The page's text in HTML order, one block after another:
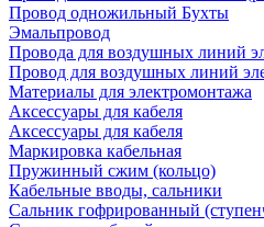
Провод одножильный Бухты
Эмальпровод
Провода для воздушных линий
Провод для воздушных линий
Материалы для электромонтажа
Аксессуары для кабеля
Аксессуары для кабеля
Маркировка кабельная
Пружинный сжим (кольцо)
Кабельные вводы, сальники
Сальник гофрированный